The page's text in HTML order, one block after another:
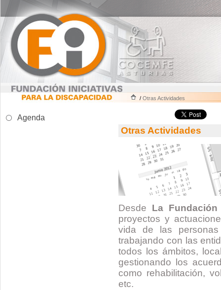
/ Otras Actividades
Agenda
Otras Actividades
Desde La Fundación
proyectos y
vida de las
trabajando con las
todos los ámbitos,
gestionando los
como rehabilitación,
etc.